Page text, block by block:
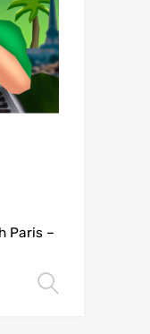
Paris –